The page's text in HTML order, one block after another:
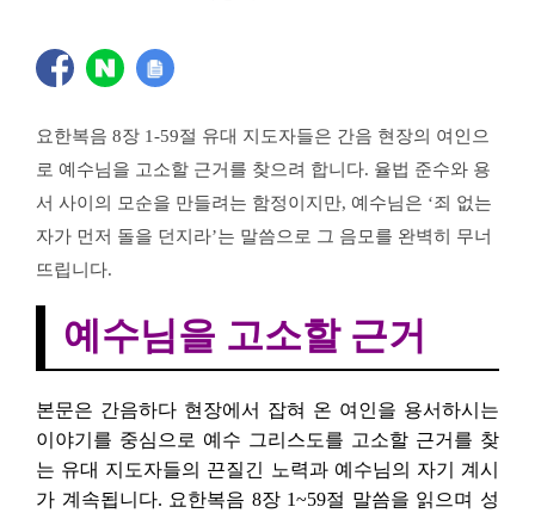
요한복음 8장 1-59절 유대 지도자들은 간음 현장의 여인으
로 예수님을 고소할 근거를 찾으려 합니다. 율법 준수와 용
서 사이의 모순을 만들려는 함정이지만, 예수님은 ‘죄 없는
자가 먼저 돌을 던지라’는 말씀으로 그 음모를 완벽히 무너
뜨립니다.
예수님을 고소할 근거
본문은 간음하다 현장에서 잡혀 온 여인을 용서하시는
이야기를 중심으로 예수 그리스도를 고소할 근거를 찾
는 유대 지도자들의 끈질긴 노력과 예수님의 자기 계시
가 계속됩니다. 요한복음 8장 1~59절 말씀을 읽으며 성